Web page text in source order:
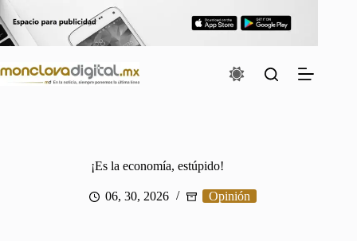
al
contenido
¡Es la economía, estúpido!
06, 30, 2026 Opinión